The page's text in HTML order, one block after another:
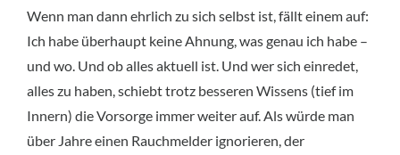
Wenn man dann ehrlich zu sich selbst ist, fällt einem auf:
Ich habe überhaupt keine Ahnung, was genau ich habe –
und wo. Und ob alles aktuell ist. Und wer sich einredet,
alles zu haben, schiebt trotz besseren Wissens (tief im
Innern) die Vorsorge immer weiter auf. Als würde man
über Jahre einen Rauchmelder ignorieren, der